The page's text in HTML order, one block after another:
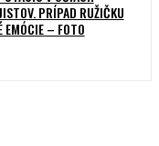
PRÍPAD RUŽIČKU
EMÓCIE – FOTO